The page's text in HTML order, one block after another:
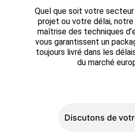
Discutons de
Quel que soit votre
projet ou votre délai,
maîtrise des techniques
vous garantissent un
toujours livré dans les
du marché